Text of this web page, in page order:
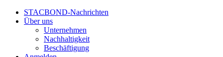
STACBOND-Nachrichten
Über uns
Unternehmen
Nachhaltigkeit
Beschäftigung